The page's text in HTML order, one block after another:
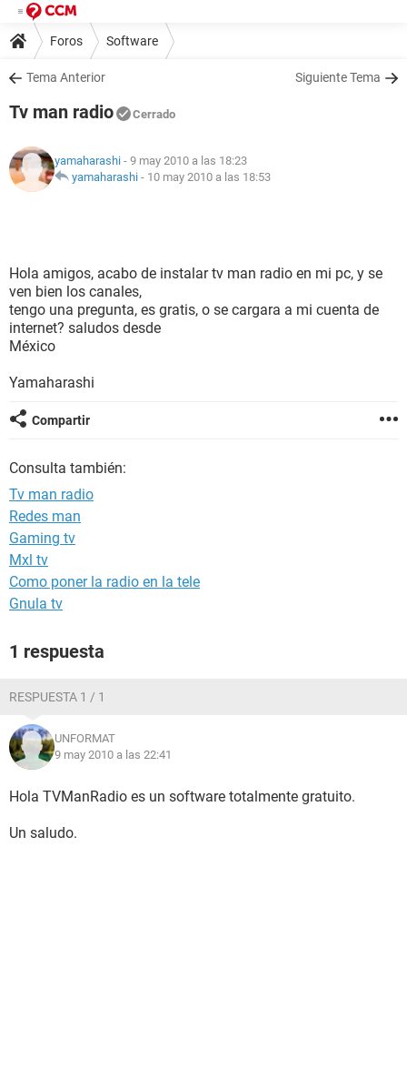
Foros Software
Tema Anterior Siguiente Tema
Tv man radio Cerrado
yamaharashi - 9 may 2010 a las 18:23
yamaharashi - 10 may 2010 a las 18:53
Hola amigos, acabo de instalar tv man radio en mi pc, y se
ven bien los canales,
tengo una pregunta, es gratis, o se cargara a mi cuenta de
internet? saludos desde
México
Yamaharashi
Compartir
Consulta también:
Tv man radio
Redes man
Gaming tv
Mxl tv
Como poner la radio en la tele
Gnula tv
1 respuesta
RESPUESTA 1 / 1
UNFORMAT
9 may 2010 a las 22:41
Hola TVManRadio es un software totalmente gratuito.
Un saludo.